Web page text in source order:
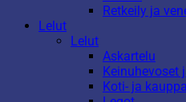
Retkeily ja
Lelut
Lelut
Askartelu
Keinuhevoset
Koti- ja